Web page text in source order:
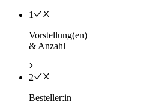
1
Vorstellung(en)
& Anzahl
2
Besteller:in